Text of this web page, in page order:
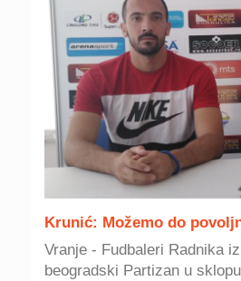
Krunić: Možemo do
Vranje - Fudbaleri Radnika
beogradski Partizan u